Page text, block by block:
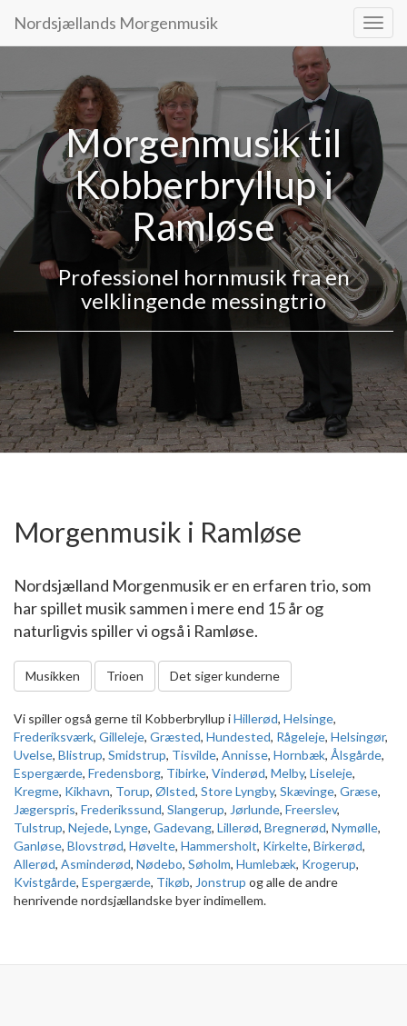
Nordsjællands Morgenmusik
Morgenmusik til
Kobberbryllup i
Ramløse
Professionel hornmusik fra en
velklingende messingtrio
Morgenmusik i Ramløse
Nordsjælland Morgenmusik er en erfaren trio, som
har spillet musik sammen i mere end 15 år og
naturligvis spiller vi også i Ramløse.
Musikken Trioen Det siger kunderne
Vi spiller også gerne til Kobberbryllup iHillerød, Helsinge,
Frederiksværk, Gilleleje, Græsted, Hundested, Rågeleje, Helsingør,
Uvelse, Blistrup, Smidstrup, Tisvilde, Annisse, Hornbæk, Ålsgårde,
Espergærde, Fredensborg, Tibirke, Vinderød, Melby, Liseleje,
Kregme, Kikhavn, Torup, Ølsted, Store Lyngby, Skævinge, Græse,
Jægerspris, Frederikssund, Slangerup, Jørlunde, Freerslev,
Tulstrup, Nejede, Lynge, Gadevang, Lillerød, Bregnerød, Nymølle,
Ganløse, Blovstrød, Høvelte, Hammersholt, Kirkelte, Birkerød,
Allerød, Asminderød, Nødebo, Søholm, Humlebæk, Krogerup,
Kvistgårde, Espergærde, Tikøb, Jonstrup og alle de andre
henrivende nordsjællandske byer indimellem.